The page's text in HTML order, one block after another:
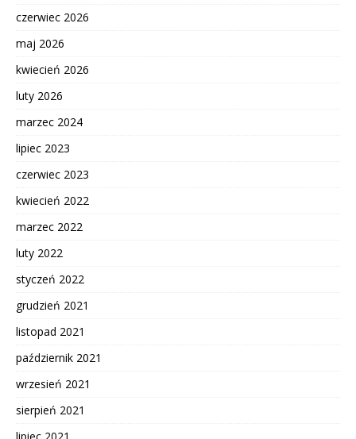
czerwiec 2026
maj 2026
kwiecień 2026
luty 2026
marzec 2024
lipiec 2023
czerwiec 2023
kwiecień 2022
marzec 2022
luty 2022
styczeń 2022
grudzień 2021
listopad 2021
październik 2021
wrzesień 2021
sierpień 2021